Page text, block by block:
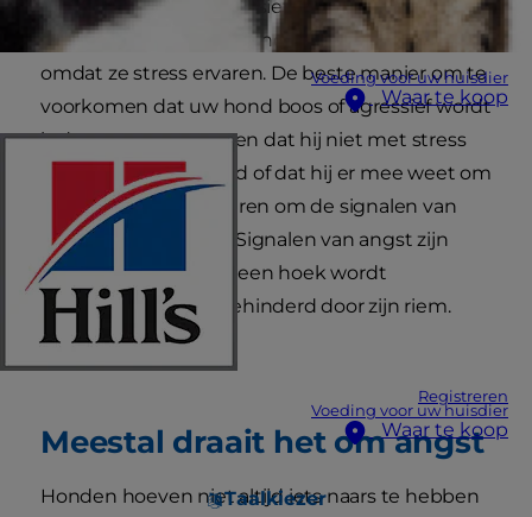
Voeding voor uw huisdier
Waar te koop
Registreren
Voeding voor uw huisdier
Waar te koop
Taalkiezer
worden echt niet agressief zonder een goede
reden en de meeste honden tonen agressie
omdat ze stress ervaren. De beste manier om te
voorkomen dat uw hond boos of agressief wordt
is door ervoor te zorgen dat hij niet met stress
wordt geconfronteerd of dat hij er mee weet om
te gaan. En u moet leren om de signalen van
angst te herkennen. Signalen van angst zijn
wanneer uw hond in een hoek wordt
gedreven of wordt gehinderd door zijn riem.
Meestal draait het om angst
Honden hoeven niet altijd iets naars te hebben